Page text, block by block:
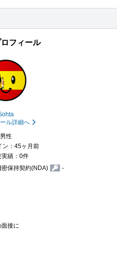
フィール
ル詳細へ
男性
ン：45ヶ月前
実績：0件
密保持契約(NDA) -
接に